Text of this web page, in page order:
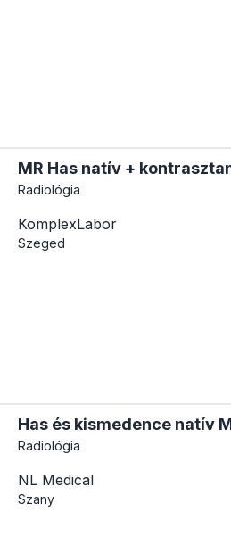
MR Has natív +
Radiológia
KomplexLabor
Szeged
Has és kismedence natív
Radiológia
NL Medical
Szany